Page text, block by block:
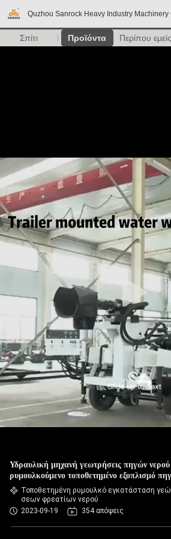
Quzhou Sanrock Heavy Industry Machinery
Σπίτι Προϊόντα Περίπου εμείς
Υδραυλική μηχανή γεωτρήσεις πηγών
ρυμουλκούμενο τοποθετημένο εξοπλισμό
Τοποθετημένη ρυμουλκό εγκατάσταση
σεων φρεατίων νερού
2023-09-19
354 απόψεις